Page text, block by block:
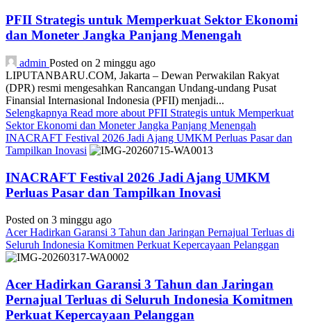
PFII Strategis untuk Memperkuat Sektor Ekonomi
dan Moneter Jangka Panjang Menengah
admin Posted on 2 minggu ago
LIPUTANBARU.COM, Jakarta – Dewan Perwakilan Rakyat
(DPR) resmi mengesahkan Rancangan Undang-undang Pusat
Finansial Internasional Indonesia (PFII) menjadi...
Selengkapnya Read more about PFII Strategis untuk Memperkuat
Sektor Ekonomi dan Moneter Jangka Panjang Menengah
INACRAFT Festival 2026 Jadi Ajang UMKM Perluas Pasar dan
Tampilkan Inovasi
INACRAFT Festival 2026 Jadi Ajang UMKM
Perluas Pasar dan Tampilkan Inovasi
Posted on 3 minggu ago
Acer Hadirkan Garansi 3 Tahun dan Jaringan Pernajual Terluas di
Seluruh Indonesia Komitmen Perkuat Kepercayaan Pelanggan
Acer Hadirkan Garansi 3 Tahun dan Jaringan
Pernajual Terluas di Seluruh Indonesia Komitmen
Perkuat Kepercayaan Pelanggan